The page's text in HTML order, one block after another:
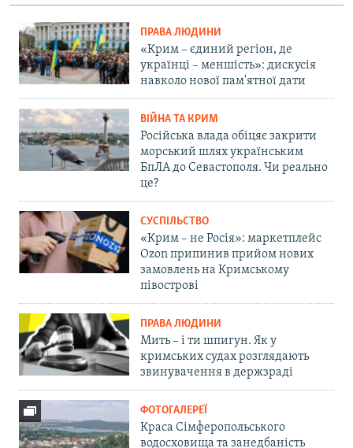
ПРАВА ЛЮДИНИ
«Крим – єдиний регіон, де
українці – меншість»: дискусія
навколо нової пам'ятної дати
ВІЙНА ТА КРИМ
Російська влада обіцяє закрити
морський шлях українським
БпЛА до Севастополя. Чи реально
це?
СУСПІЛЬСТВО
«Крим – не Росія»: маркетплейс
Ozon припинив прийом нових
замовлень на Кримському
півострові
ПРАВА ЛЮДИНИ
Мить – і ти шпигун. Як у
кримських судах розглядають
звинувачення в держзраді
ФОТОГАЛЕРЕЇ
Краса Сімферопольського
водосховища та занедбаність